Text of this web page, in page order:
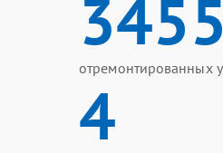
3455
отремонтированных
4